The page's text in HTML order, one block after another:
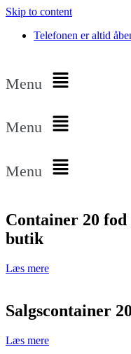
Skip to content
Telefonen er altid
Menu
Menu
Menu
Container 20
butik
Læs mere
Salgscontainer
Læs mere